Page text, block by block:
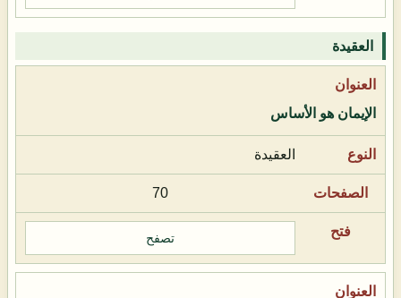
العقيدة
الإيمان هو الأساس
العقيدة
70
تصفح